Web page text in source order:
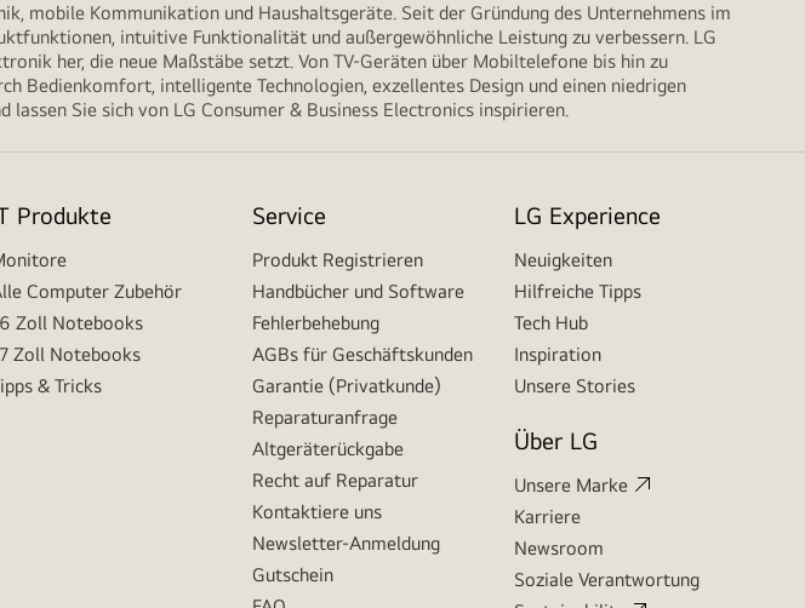
mobile Kommunikation und Haushaltsgeräte. Seit der Gründung des Unternehmens im
intuitive Funktionalität und außergewöhnliche Leistung zu verbessern. LG
her, die neue Maßstäbe setzt. Von TV-Geräten über Mobiltelefone bis hin zu
Bedienkomfort, intelligente Technologien, exzellentes Design und einen niedrigen
Sie sich von LG Consumer & Business Electronics inspirieren.
Produkte
Computer Zubehör
Zoll Notebooks
Zoll Notebooks
& Tricks
Service
Produkt Registrieren
Handbücher und Software
Fehlerbehebung
AGBs für Geschäftskunden
Garantie (Privatkunde)
Reparaturanfrage
Altgeräterückgabe
Recht auf Reparatur
Kontaktiere uns
Newsletter-Anmeldung
Gutschein
LG Experience
Neuigkeiten
Hilfreiche Tipps
Tech Hub
Inspiration
Unsere Stories
Über LG
Unsere Marke
Karriere
Newsroom
Soziale Verantwortung